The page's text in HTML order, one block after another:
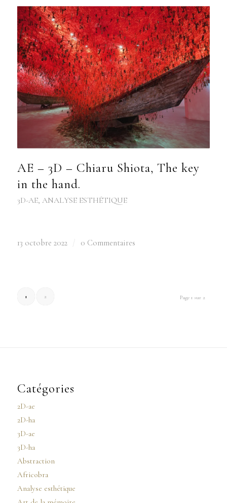
AE – 3D – Chiaru Shiota, The key
in the hand.
3D-AE, ANALYSE ESTHÉTIQUE
13 octobre 2022 0 Commentaires
Page 1 sur 2
1 2
Catégories
2D-ae
2D-ha
3D-ae
3D-ha
Abstraction
Africobra
Analyse esthétique